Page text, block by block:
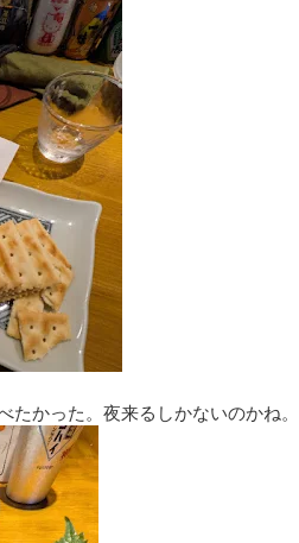
かった。夜来るしかないのかね。